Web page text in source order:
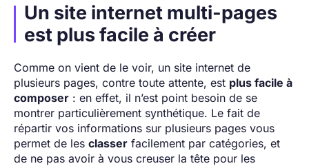
Un site internet multi-pages
est plus facile à créer
Comme on vient de le voir, un site internet de
plusieurs pages, contre toute attente, est plus facile à
composer : en effet, il n’est point besoin de se
montrer particulièrement synthétique. Le fait de
répartir vos informations sur plusieurs pages vous
permet de les classer facilement par catégories, et
de ne pas avoir à vous creuser la tête pour les